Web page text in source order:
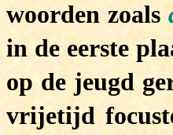
woorden zoals
in de eerste
op de jeugd
vrijetijd